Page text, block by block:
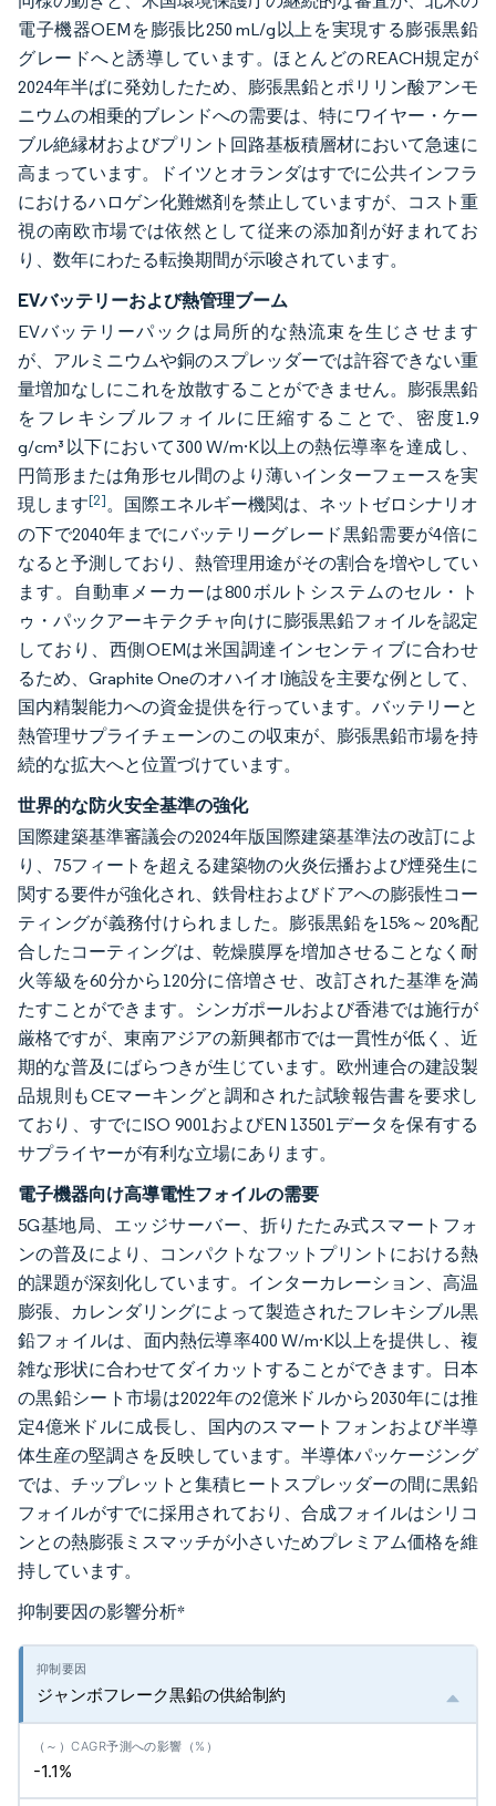
電子機器OEMを膨張比250 mL/g以上を実現する膨張黒鉛
グレードへと誘導しています。ほとんどのREACH規定が
2024年半ばに発効したため、膨張黒鉛とポリリン酸アンモ
ニウムの相乗的ブレンドへの需要は、特にワイヤー・ケー
ブル絶縁材およびプリント回路基板積層材において急速に
高まっています。ドイツとオランダはすでに公共インフラ
におけるハロゲン化難燃剤を禁止していますが、コスト重
視の南欧市場では依然として従来の添加剤が好まれてお
り、数年にわたる転換期間が示唆されています。
EVバッテリーおよび熱管理ブーム
EVバッテリーパックは局所的な熱流束を生じさせます
が、アルミニウムや銅のスプレッダーでは許容できない重
量増加なしにこれを放散することができません。膨張黒鉛
をフレキシブルフォイルに圧縮することで、密度1.9
g/cm³以下において300 W/m·K以上の熱伝導率を達成し、
円筒形または角形セル間のより薄いインターフェースを実
現します[2]。国際エネルギー機関は、ネットゼロシナリオ
の下で2040年までにバッテリーグレード黒鉛需要が4倍に
なると予測しており、熱管理用途がその割合を増やしてい
ます。自動車メーカーは800ボルトシステムのセル・ト
ゥ・パックアーキテクチャ向けに膨張黒鉛フォイルを認定
しており、西側OEMは米国調達インセンティブに合わせ
るため、Graphite OneのオハイオI施設を主要な例として、
国内精製能力への資金提供を行っています。バッテリーと
熱管理サプライチェーンのこの収束が、膨張黒鉛市場を持
続的な拡大へと位置づけています。
世界的な防火安全基準の強化
国際建築基準審議会の2024年版国際建築基準法の改訂によ
り、75フィートを超える建築物の火炎伝播および煙発生に
関する要件が強化され、鉄骨柱およびドアへの膨張性コー
ティングが義務付けられました。膨張黒鉛を15%～20%配
合したコーティングは、乾燥膜厚を増加させることなく耐
火等級を60分から120分に倍増させ、改訂された基準を満
たすことができます。シンガポールおよび香港では施行が
厳格ですが、東南アジアの新興都市では一貫性が低く、近
期的な普及にばらつきが生じています。欧州連合の建設製
品規則もCEマーキングと調和された試験報告書を要求し
ており、すでにISO 9001およびEN 13501データを保有する
サプライヤーが有利な立場にあります。
電子機器向け高導電性フォイルの需要
5G基地局、エッジサーバー、折りたたみ式スマートフォ
ンの普及により、コンパクトなフットプリントにおける熱
的課題が深刻化しています。インターカレーション、高温
膨張、カレンダリングによって製造されたフレキシブル黒
鉛フォイルは、面内熱伝導率400 W/m·K以上を提供し、複
雑な形状に合わせてダイカットすることができます。日本
の黒鉛シート市場は2022年の2億米ドルから2030年には推
定4億米ドルに成長し、国内のスマートフォンおよび半導
体生産の堅調さを反映しています。半導体パッケージング
では、チップレットと集積ヒートスプレッダーの間に黒鉛
フォイルがすでに採用されており、合成フォイルはシリコ
ンとの熱膨張ミスマッチが小さいためプレミアム価格を維
持しています。
抑制要因の影響分析*
ジャンボフレーク黒鉛の供給制約
-1.1%